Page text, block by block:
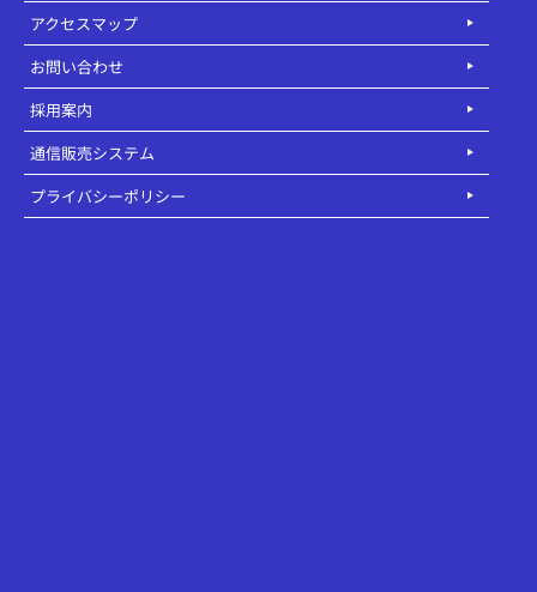
アクセスマップ
お問い合わせ
採用案内
通信販売システム
プライバシーポリシー